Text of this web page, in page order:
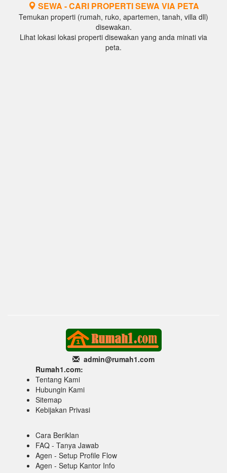
SEWA - CARI PROPERTI SEWA VIA PETA
Temukan properti (rumah, ruko, apartemen, tanah, villa dll)
disewakan.
Lihat lokasi lokasi properti disewakan yang anda minati via
peta.
admin@rumah1.com
Rumah1.com:
Tentang Kami
Hubungin Kami
Sitemap
Kebijakan Privasi
Cara Beriklan
FAQ - Tanya Jawab
Agen - Setup Profile Flow
Agen - Setup Kantor Info